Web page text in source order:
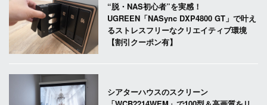
“脱・NAS初心者”を実感！
UGREEN「NASync DXP4800 GT」で叶え
るストレスフリーなクリエイティブ環境
【割引クーポン有】
シアターハウスのスクリーン